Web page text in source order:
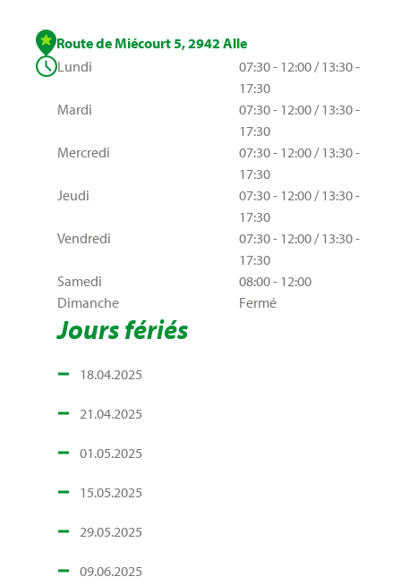
Route de Miécourt 5, 2942 Alle
Lundi
07:30 - 12:00 / 13:30 -
17:30
Mardi
07:30 - 12:00 / 13:30 -
17:30
Mercredi
07:30 - 12:00 / 13:30 -
17:30
Jeudi
07:30 - 12:00 / 13:30 -
17:30
Vendredi
07:30 - 12:00 / 13:30 -
17:30
Samedi
08:00 - 12:00
Dimanche
Fermé
Jours fériés
18.04.2025
21.04.2025
01.05.2025
15.05.2025
29.05.2025
09.06.2025